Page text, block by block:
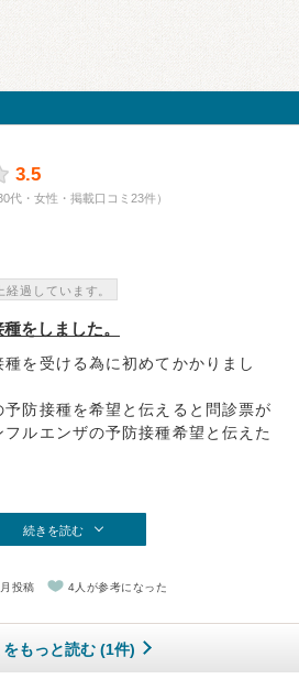
3.5
代・女性・掲載口コミ23件）
過しています。
をしました。
を受ける為に初めてかかりまし
防接種を希望と伝えると問診票が
ルエンザの予防接種希望と伝えた
続きを読む
投稿 4人が参考になった
をもっと読む (1件)